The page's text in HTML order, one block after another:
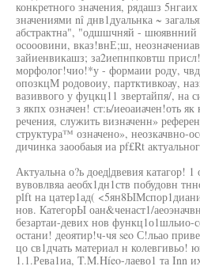
конкретного значения, рядашз
значениями nî днв1дуальнка ~
абстрактна", "одшшчняй - шюявнний
осооовини, вказ!внЕ;ш,
зайиенвикашз; за2иепнпковтш
морфолог!чио!*у - формаии роду,
опозкцМ родовоиу, партктивкоау,
вазиввого у фуцкц11 звертайпя/, на
з якпх означен! ст:ь/иеоаиачен!оть як
речения, служить визначенн»
структура™ означено», неозкачвно-
дичинка заообаыя иа pf£Rt
Актуальна о?ь доед|двевия катагор! 1
вувовлвяа аеобх1дн1ств побудовн
plft на цатер1ад(
нов. КатегорЫ оан&ченаст1/
безартаи-девих нов функц1о1шльио-
остани! деоятир!ч-чя seo С!льао
цо св1дчать материал н колевгивьо!
1.1.Рева1иа, T.M.Híeo-лаево1 та Inn